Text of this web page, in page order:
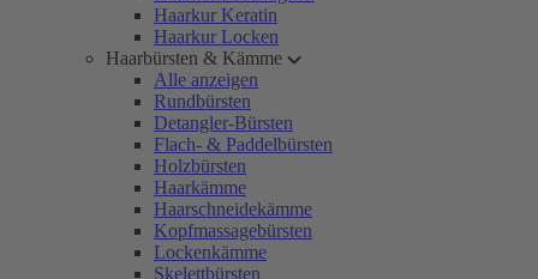
Haarkur Keratin
Haarkur Locken
Haarbürsten & Kämme
Alle anzeigen
Rundbürsten
Detangler-Bürsten
Flach- & Paddelbürsten
Holzbürsten
Haarkämme
Haarschneidekämme
Kopfmassagebürsten
Lockenkämme
Skelettbürsten